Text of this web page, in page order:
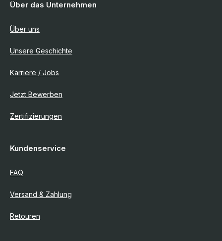
Über das Unternehmen
Über uns
Unsere Geschichte
Karriere / Jobs
Jetzt Bewerben
Zertifizierungen
Kundenservice
FAQ
Versand & Zahlung
Retouren